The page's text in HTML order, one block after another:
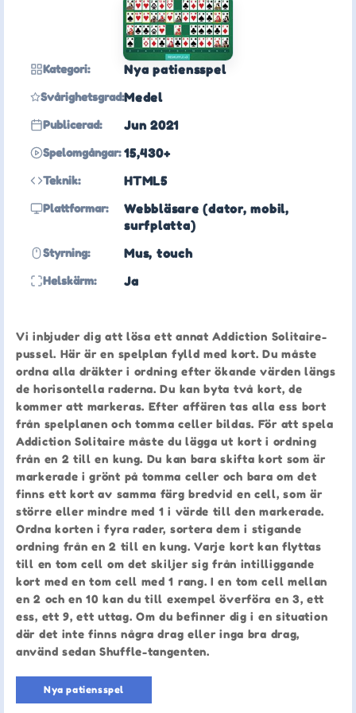
Kategori: Nya patiensspel
Svårighetsgrad:Medel
Publicerad: Jun 2021
Spelomgångar: 15,430+
Teknik: HTML5
Plattformar:
Webbläsare (dator, mobil,
surfplatta)
Styrning: Mus, touch
Helskärm: Ja
Vi inbjuder dig att lösa ett annat Addiction Solitaire-
pussel. Här är en spelplan fylld med kort. Du måste
ordna alla dräkter i ordning efter ökande värden längs
de horisontella raderna. Du kan byta två kort, de
kommer att markeras. Efter affären tas alla ess bort
från spelplanen och tomma celler bildas. För att spela
Addiction Solitaire måste du lägga ut kort i ordning
från en 2 till en kung. Du kan bara skifta kort som är
markerade i grönt på tomma celler och bara om det
finns ett kort av samma färg bredvid en cell, som är
större eller mindre med 1 i värde till den markerade.
Ordna korten i fyra rader, sortera dem i stigande
ordning från en 2 till en kung. Varje kort kan flyttas
till en tom cell om det skiljer sig från intilliggande
kort med en tom cell med 1 rang. I en tom cell mellan
en 2 och en 10 kan du till exempel överföra en 3, ett
ess, ett 9, ett uttag. Om du befinner dig i en situation
där det inte finns några drag eller inga bra drag,
använd sedan Shuffle-tangenten.
Nya patiensspel